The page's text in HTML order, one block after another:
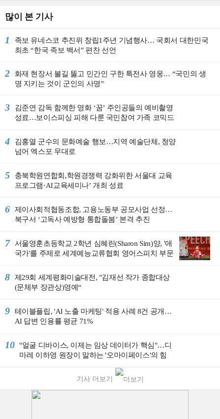
많이 본 기사
1
족보 유네스코 추진위 창립1주년 기념행사… 국회서 대한민국
최초 “한국 족보 백서” 편찬 선언
2
화재 현장서 불길 뚫고 민간인 구한 특전사 영웅… “국민의 생
명 지키는 것이 군인의 사명”
3
김준연 감독 함께한 영화 ‘꿈’ 주인공들의 예비촬영
성료…보이스피싱 피해 다룬 국민참여 가족 코믹드
4
김홍열 군수의 문화예술 행보…지역 예술단체, 청양
넘어 엑스포 무대로
5
충북학원연합회,학원경쟁력 강화위한 서울대 교육
프로그램·AI교육세미나’ 개최 성료
6
제이사회적협동조합, 고용노동부 공모사업 선정…
북구서 ‘고독사 예방형 통합돌봄’ 본격 추진
7
서울영훈초등학교 2학년 심혜린(Sharon Sim)양, '애
국가'를 주제로 세계예능교류협회 영어스피치 부문
8
제29회 세계평화미술대전, "김재선 작가 종합대상
(문체부 장관상)영예“
9
테이블플립, 'AI 노출 마케팅' 적용 사례 8건 공개…
AI 답변 인용률 평균 71%
10
"얼굴 디바이스, 이제는 임상 데이터가 핵심"…디
마레 이하영 원장이 말하는 '오마이페이스'의 힘
기사 더보기